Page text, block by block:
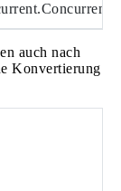
auch nach
Konvertierung